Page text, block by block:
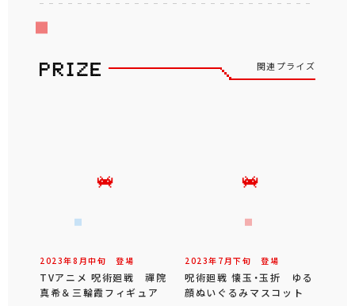
関連プライズ
2023年8 月中旬 登場
TVアニメ 呪術廻戦 禪院
真希＆三輪霞フィギュア
2023年 7 月下旬 登場
呪術廻戦 懐玉・玉折 ゆる
顔ぬいぐるみマスコット